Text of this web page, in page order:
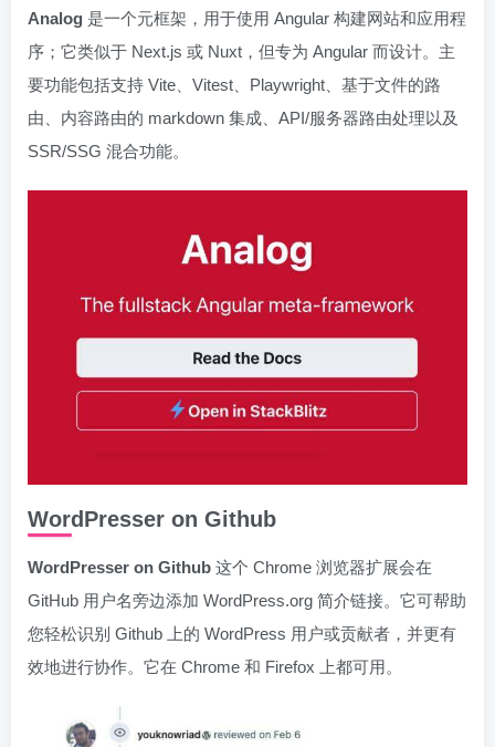
Analog 是一个元框架，用于使用 Angular 构建网站和应用程
序；它类似于 Next.js 或 Nuxt，但专为 Angular 而设计。主
要功能包括支持 Vite、Vitest、Playwright、基于文件的路
由、内容路由的 markdown 集成、API/服务器路由处理以及
SSR/SSG 混合功能。
WordPresser on Github
WordPresser on Github 这个 Chrome 浏览器扩展会在
GitHub 用户名旁边添加 WordPress.org 简介链接。它可帮助
您轻松识别 Github 上的 WordPress 用户或贡献者，并更有
效地进行协作。它在 Chrome 和 Firefox 上都可用。